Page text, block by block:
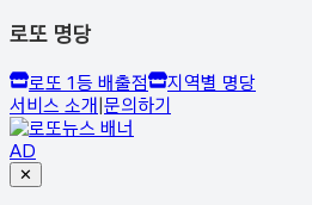
로또 명당
로또 1등 배출점
지역별 명당
서비스 소개|문의하기
AD
✕